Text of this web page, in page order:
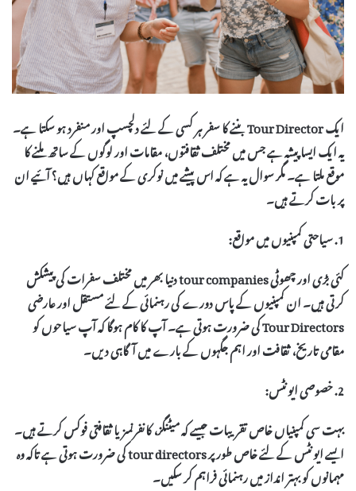
ایکTour Directorبننے کا سفر ہر کسی کے لئے دلچسپ اور منفرد ہو سکتا ہے۔
یہ ایک ایسا پیشہ ہے جس میں مختلف ثقافتوں، مقامات اور لوگوں کے ساتھ ملنے کا
موقع ملتا ہے۔ مگر سوال یہ ہے کہ اس پیشے میں نوکری کے مواقع کہاں ہیں؟ آئیے ان
پر بات کرتے ہیں۔
1. سیاحتی کمپنیوں میں مواقع:
کئی بڑی اور چھوٹیtour companiesدنیا بھر میں مختلف سفرات کی پیشکش
کرتی ہیں۔ ان کمپنیوں کے پاس دورے کی رہنمائی کے لئے مستقل اور عارضی
Tour Directorsکی ضرورت ہوتی ہے۔ آپ کا کام ہوگا کہ آپ سیاحوں کو
مقامی تاریخ، ثقافت اور اہم جگہوں کے بارے میں آگاہی دیں۔
2. خصوصی ایونٹس:
بہت سی کمپنیاں خاص تقریبات جیسے کہ میٹنگز، کانفرنسز یا ثقافتی فوکس کرتے ہیں۔
ایسے ایونٹس کے لئے خاص طور پرtour directorsکی ضرورت ہوتی ہے تاکہ وہ
مہمانوں کو بہتر انداز میں رہنمائی فراہم کر سکیں۔